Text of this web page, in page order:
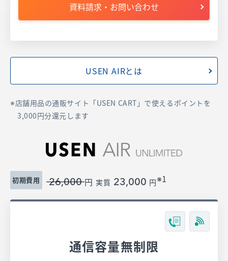
資料請求・お問い合わせ
USEN AIRとは
店舗用品の通販サイト「USEN CART」で使えるポイントを
3,000円分還元します
初期費用 26,000 円 実質 23,000 円※1
通信容量無制限